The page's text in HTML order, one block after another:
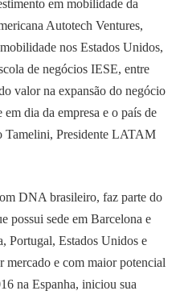
em mobilidade da
Autotech Ventures,
nos Estados Unidos,
de negócios IESE, entre
valor na expansão do negócio
dia da empresa e o país de
Tamelini, Presidente LATAM
DNA brasileiro, faz parte do
possui sede em Barcelona e
Portugal, Estados Unidos e
mercado e com maior potencial
na Espanha, iniciou sua